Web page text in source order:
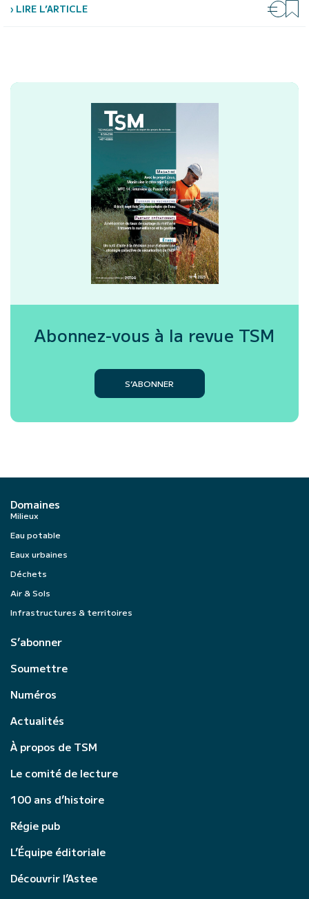
› LIRE L’ARTICLE
Abonnez-vous à la revue TSM
S’ABONNER
Domaines
Milieux
Eau potable
Eaux urbaines
Déchets
Air & Sols
Infrastructures & territoires
S’abonner
Soumettre
Numéros
Actualités
À propos de TSM
Le comité de lecture
100 ans d’histoire
Régie pub
L’Équipe éditoriale
Découvrir l’Astee